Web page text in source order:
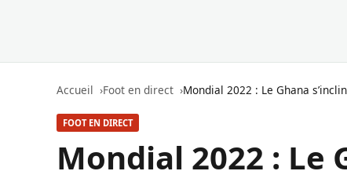
Accueil Foot en direct Mondial 2022 : Le Ghana
FOOT EN DIRECT
Mondial 2022 : Le